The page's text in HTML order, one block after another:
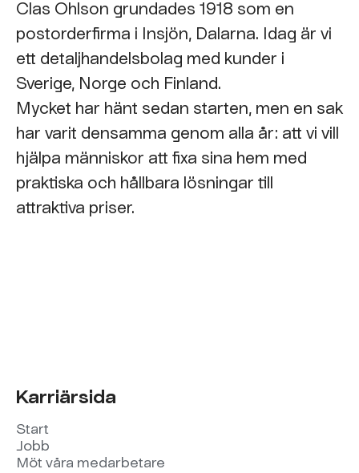
Clas Ohlson grundades 1918 som en
postorderfirma i Insjön, Dalarna. Idag är vi
ett detaljhandelsbolag med kunder i
Sverige, Norge och Finland.
Mycket har hänt sedan starten, men en sak
har varit densamma genom alla år: att vi vill
hjälpa människor att fixa sina hem med
praktiska och hållbara lösningar till
attraktiva priser.
Karriärsida
Start
Jobb
Möt våra medarbetare